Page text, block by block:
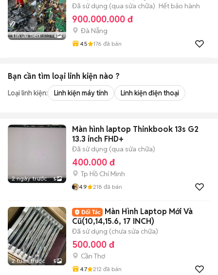
Tin ưu tiên 4
Đã sử dụng (qua sửa chữa) Hết bảo hành
900.000.000 đ
Đà Nẵng
4.5 176 đã bán
Bạn cần tìm loại linh kiện nào ?
Loại linh kiện: Linh kiện máy tính Linh kiện điện thoại
2 ngày trước 5
Màn hình laptop Thinkbook 13s G2
13.3 inch FHD+
Đã sử dụng (qua sửa chữa)
400.000 đ
Tp Hồ Chí Minh
4.9 218 đã bán
2 tuần trước 5
Màn Hình Laptop Mới Và
Cũ(10,14,15.6, 17 INCH)
Đã sử dụng (chưa sửa chữa)
500.000 đ
Cần Thơ
4.7 212 đã bán